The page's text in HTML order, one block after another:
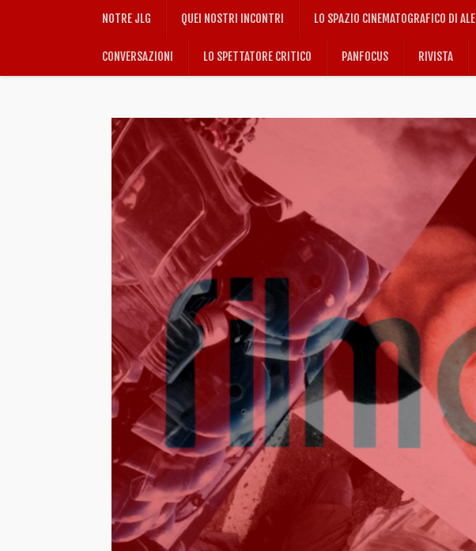
NOTRE JLG QUEI NOSTRI INCONTRI LO SPAZIO CINEMATOGRAFICO DI
CONVERSAZIONI LO SPETTATORE CRITICO PANFOCUS RIVISTA